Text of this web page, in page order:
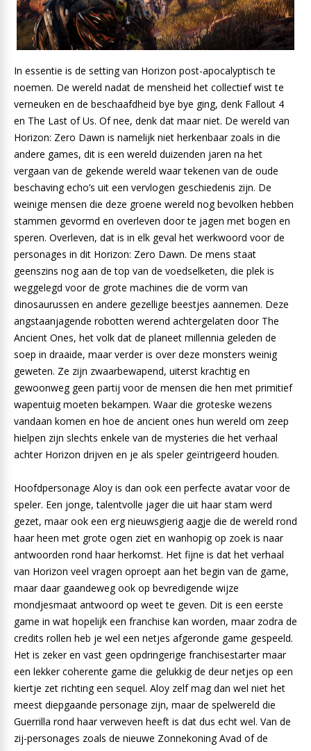
In essentie is de setting van Horizon post-apocalyptisch te
noemen. De wereld nadat de mensheid het collectief wist te
verneuken en de beschaafdheid bye bye ging, denk Fallout 4
en The Last of Us. Of nee, denk dat maar niet. De wereld van
Horizon: Zero Dawn is namelijk niet herkenbaar zoals in die
andere games, dit is een wereld duizenden jaren na het
vergaan van de gekende wereld waar tekenen van de oude
beschaving echo’s uit een vervlogen geschiedenis zijn. De
weinige mensen die deze groene wereld nog bevolken hebben
stammen gevormd en overleven door te jagen met bogen en
speren. Overleven, dat is in elk geval het werkwoord voor de
personages in dit Horizon: Zero Dawn. De mens staat
geenszins nog aan de top van de voedselketen, die plek is
weggelegd voor de grote machines die de vorm van
dinosaurussen en andere gezellige beestjes aannemen. Deze
angstaanjagende robotten werend achtergelaten door The
Ancient Ones, het volk dat de planeet millennia geleden de
soep in draaide, maar verder is over deze monsters weinig
geweten. Ze zijn zwaarbewapend, uiterst krachtig en
gewoonweg geen partij voor de mensen die hen met primitief
wapentuig moeten bekampen. Waar die groteske wezens
vandaan komen en hoe de ancient ones hun wereld om zeep
hielpen zijn slechts enkele van de mysteries die het verhaal
achter Horizon drijven en je als speler geïntrigeerd houden.
Hoofdpersonage Aloy is dan ook een perfecte avatar voor de
speler. Een jonge, talentvolle jager die uit haar stam werd
gezet, maar ook een erg nieuwsgierig aagje die de wereld rond
haar heen met grote ogen ziet en wanhopig op zoek is naar
antwoorden rond haar herkomst. Het fijne is dat het verhaal
van Horizon veel vragen oproept aan het begin van de game,
maar daar gaandeweg ook op bevredigende wijze
mondjesmaat antwoord op weet te geven. Dit is een eerste
game in wat hopelijk een franchise kan worden, maar zodra de
credits rollen heb je wel een netjes afgeronde game gespeeld.
Het is zeker en vast geen opdringerige franchisestarter maar
een lekker coherente game die gelukkig de deur netjes op een
kiertje zet richting een sequel. Aloy zelf mag dan wel niet het
meest diepgaande personage zijn, maar de spelwereld die
Guerrilla rond haar verweven heeft is dat dus echt wel. Van de
zij-personages zoals de nieuwe Zonnekoning Avad of de